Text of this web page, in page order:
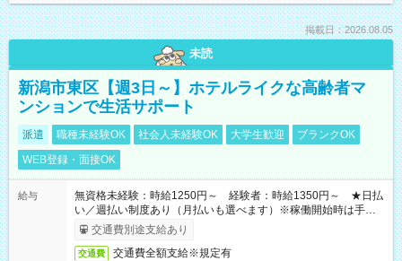
掲載日：2026.08.05
未読
新潟市東区【週3日～】ホテルライクな高齢者マ
ンションで生活サポート
派遣 職種未経験OK 社会人未経験OK 大学生歓迎
ブランクOK
WEB登録・面接OK
給与
無資格未経験：時給1250円～ 経験者：時給1350円～ ★日払
い／週払い制度あり（月払いも選べます）※稼働開始時は手続き
完了次第のお支払いとなります。
交通費別途支給あり
交通費 交通費全額支給※規定有